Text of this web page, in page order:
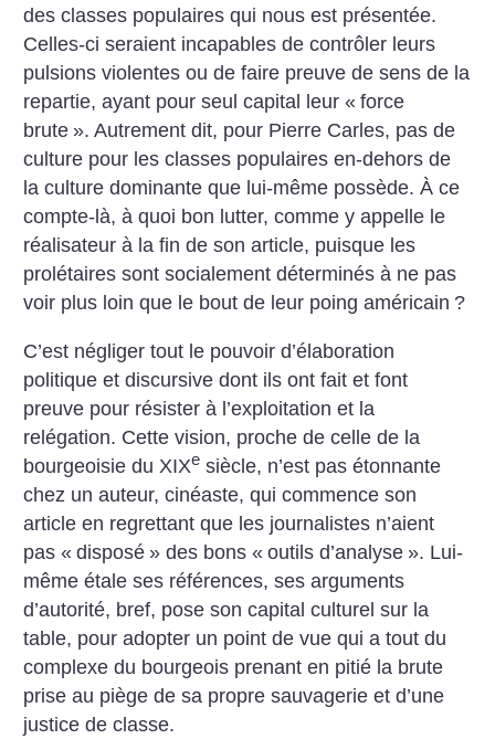
des classes populaires qui nous est présentée.
Celles-ci seraient incapables de contrôler leurs
pulsions violentes ou de faire preuve de sens de la
repartie, ayant pour seul capital leur « force
brute ». Autrement dit, pour Pierre Carles, pas de
culture pour les classes populaires en-dehors de
la culture dominante que lui-même possède. À ce
compte-là, à quoi bon lutter, comme y appelle le
réalisateur à la fin de son article, puisque les
prolétaires sont socialement déterminés à ne pas
voir plus loin que le bout de leur poing américain ?
C’est négliger tout le pouvoir d’élaboration
politique et discursive dont ils ont fait et font
preuve pour résister à l’exploitation et la
relégation. Cette vision, proche de celle de la
bourgeoisie du XIXe siècle, n’est pas étonnante
chez un auteur, cinéaste, qui commence son
article en regrettant que les journalistes n’aient
pas « disposé » des bons « outils d’analyse ». Lui-
même étale ses références, ses arguments
d’autorité, bref, pose son capital culturel sur la
table, pour adopter un point de vue qui a tout du
complexe du bourgeois prenant en pitié la brute
prise au piège de sa propre sauvagerie et d’une
justice de classe.